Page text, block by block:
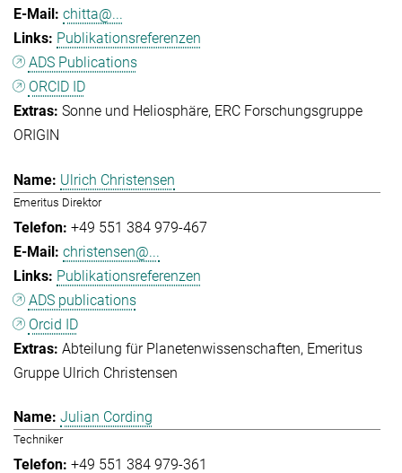
chitta@...
Publikationsreferenzen
ADS Publications
ORCID ID
Sonne und Heliosphäre ERC Forschungsgruppe
ORIGIN
Ulrich Christensen
Emeritus Direktor
+49 551 384 979-467
christensen@...
Publikationsreferenzen
ADS publications
Orcid ID
Abteilung für Planetenwissenschaften Emeritus
Gruppe Ulrich Christensen
Julian Cording
Techniker
+49 551 384 979-361